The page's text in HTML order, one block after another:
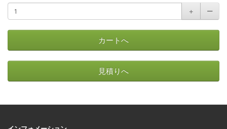
＋
ー
カートへ
見積りへ